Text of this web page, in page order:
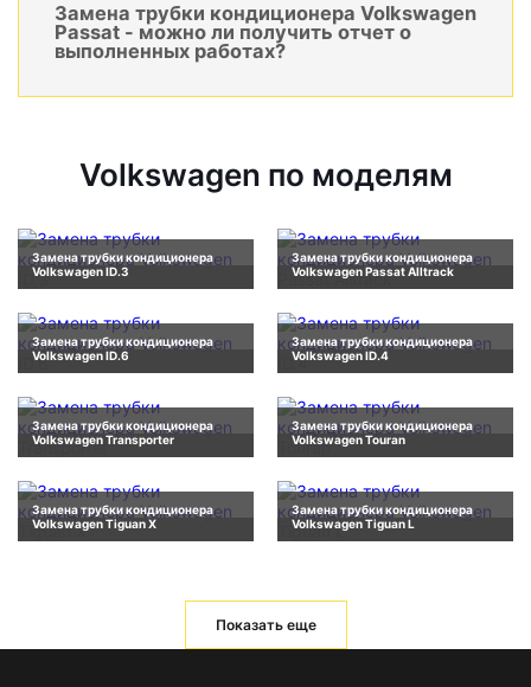
Замена трубки кондиционера Volkswagen
Passat - можно ли получить отчет о
выполненных работах?
Volkswagen по моделям
Замена трубки кондиционера
Volkswagen ID.3
Замена трубки кондиционера
Volkswagen Passat Alltrack
Замена трубки кондиционера
Volkswagen ID.6
Замена трубки кондиционера
Volkswagen ID.4
Замена трубки кондиционера
Volkswagen Transporter
Замена трубки кондиционера
Volkswagen Touran
Замена трубки кондиционера
Volkswagen Tiguan X
Замена трубки кондиционера
Volkswagen Tiguan L
Показать еще